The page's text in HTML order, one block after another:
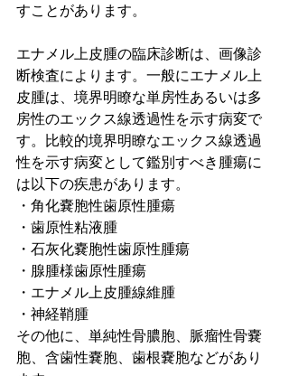
すことがあります。
エナメル上皮腫の臨床診断は、画像診
断検査によります。一般にエナメル上
皮腫は、境界明瞭な単房性あるいは多
房性のエックス線透過性を示す病変で
す。 比較的境界明瞭なエックス線透過
性を示す病変として鑑別すべき腫瘍に
は以下の疾患があります。
・角化嚢胞性歯原性腫瘍
・歯原性粘液腫
・石灰化嚢胞性歯原性腫瘍
・腺腫様歯原性腫瘍
・エナメル上皮腫線維腫
・神経鞘腫
その他に、単純性骨膿胞、脈瘤性骨嚢
胞、含歯性嚢胞、歯根嚢胞などがあり